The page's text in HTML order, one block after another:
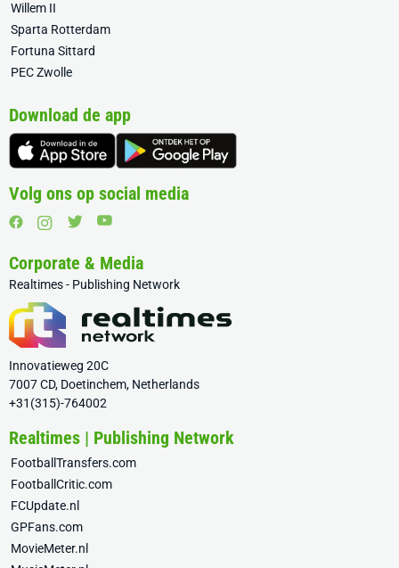
Willem II
Sparta Rotterdam
Fortuna Sittard
PEC Zwolle
Download de app
Volg ons op social media
Corporate & Media
Realtimes - Publishing Network
Innovatieweg 20C
7007 CD, Doetinchem, Netherlands
+31(315)-764002
Realtimes | Publishing Network
FootballTransfers.com
FootballCritic.com
FCUpdate.nl
GPFans.com
MovieMeter.nl